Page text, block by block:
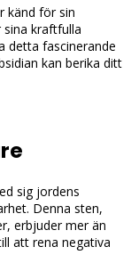
känd för sin
kraftfulla
detta fascinerande
kan berika ditt
sig jordens
Denna sten,
erbjuder mer än
att rena negativa